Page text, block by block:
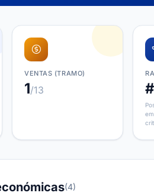
VENTAS (TRAMO)
1/13
(4)